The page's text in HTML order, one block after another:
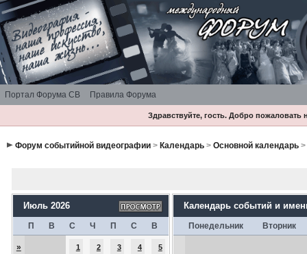
Портал Форума СВ Правила Форума
Здравствуйте, гость. Добро
Форум событийной видеографии> Календарь> Основной календарь>
Июль 2026
П В С Ч П С В
» 1 2 3 4 5
Календарь событий и
Понедельник Вторник